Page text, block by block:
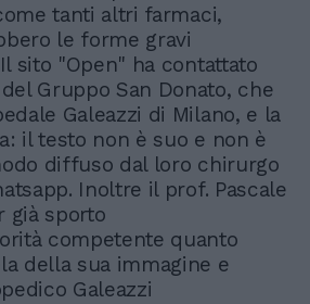
tanti altri farmaci,
le forme gravi
sito "Open" ha contattato
Gruppo San Donato, che
Galeazzi di Milano, e la
il testo non è suo e non è
diffuso dal loro chirurgo
Inoltre il prof. Pascale
già sporto
competente quanto
della sua immagine e
Galeazzi